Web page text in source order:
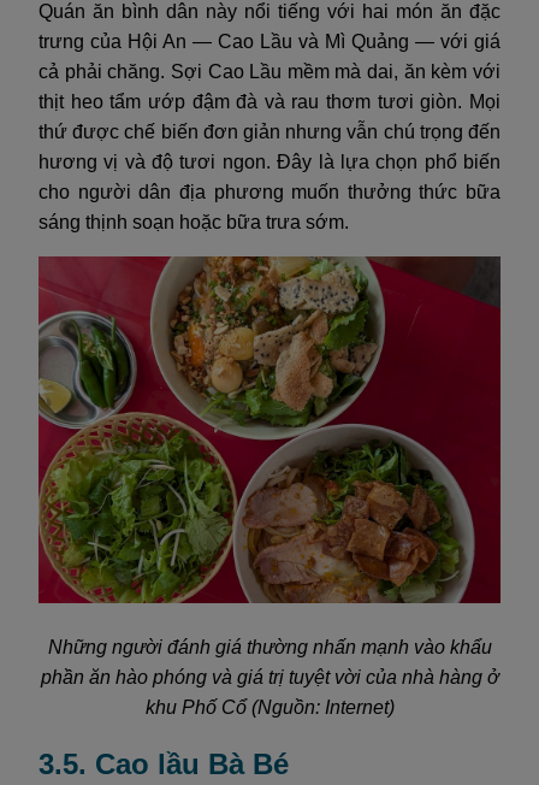
Quán ăn bình dân này nổi tiếng với hai món ăn đặc
trưng của Hội An — Cao Lầu và Mì Quảng — với giá
cả phải chăng. Sợi Cao Lầu mềm mà dai, ăn kèm với
thịt heo tẩm ướp đậm đà và rau thơm tươi giòn. Mọi
thứ được chế biến đơn giản nhưng vẫn chú trọng đến
hương vị và độ tươi ngon. Đây là lựa chọn phổ biến
cho người dân địa phương muốn thưởng thức bữa
sáng thịnh soạn hoặc bữa trưa sớm.
Những người đánh giá thường nhấn mạnh vào khẩu
phần ăn hào phóng và giá trị tuyệt vời của nhà hàng ở
khu Phố Cổ (Nguồn: Internet)
3.5. Cao lầu Bà Bé